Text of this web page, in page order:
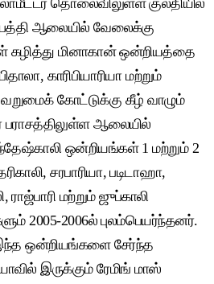
தொலைவிலுள்ள குல்தியில்
ஆலையில் வேலைக்கு
கழித்து மினாகான் ஒன்றியத்தை
காரிபியாரியா மற்றும்
வறுமைக் கோட்டுக்கு கீழ் வாழும்
பராசத்திலுள்ள ஆலையில்
ஒன்றியங்கள் 1 மற்றும் 2
சரபாரியா, படிடாஹா,
மற்றும் ஜுப்காலி
2005-2006ல் புலம்பெயர்ந்தனர்.
ஒன்றியங்களை சேர்ந்த
இருக்கும் ரேமிங் மாஸ்